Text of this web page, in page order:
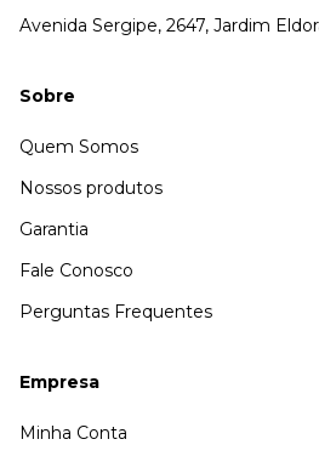
Avenida Sergipe, 2647, Jardim
Sobre
Quem Somos
Nossos produtos
Garantia
Fale Conosco
Perguntas Frequentes
Empresa
Minha Conta